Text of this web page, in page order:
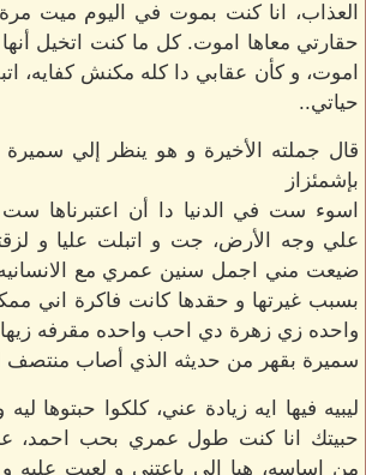
العذاب، انا كنت بموت في اليوم ميت
حقارتي معاها اموت. كل ما كنت اتخيل
اموت، و كأن عقابي دا كله مكنش كفايه،
حياتي..
قال جملته الأخيرة و هو ينظر إلي سميرة
بإشمئزاز
اسوء ست في الدنيا دا أن اعتبرناها
علي وجه الأرض، جت و اتبلت عليا و
ضيعت مني اجمل سنين عمري مع الانسانيه
بسبب غيرتها و حقدها كانت فاكرة اني
واحده زي زهرة دي احب واحده مقرفه زيها
سميرة بقهر من حديثه الذي أصاب منتصف
ليبيه فيها ايه زيادة عني، كلكوا حبتوها ليه
حبيتك انا كنت طول عمري بحب احمد،
من اساسه، هيا الي باعتني و لعبت عليه و